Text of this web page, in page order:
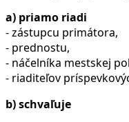
a) priamo riadi
- zástupcu primátora,
- prednostu,
- náčelníka mestskej
- riaditeľov
b) schvaľuje